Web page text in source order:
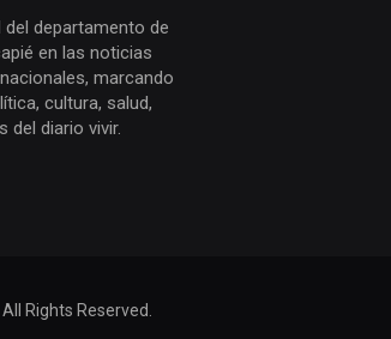
del departamento de
en las noticias
marcando
cultura, salud,
diario vivir.
All Rights Reserved.